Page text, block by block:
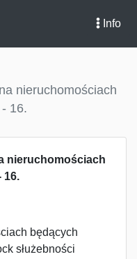
Info
nieruchomościach
16.
nieruchomościach
16.
będących
służebności